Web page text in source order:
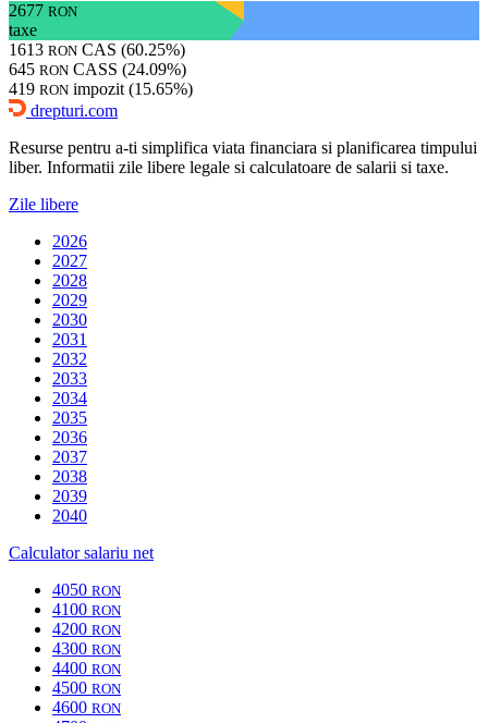
2677 RON
taxe
1613 RON CAS (60.25%)
645 RON CASS (24.09%)
419 RON impozit (15.65%)
drepturi.com
Resurse pentru a-ti simplifica viata financiara si planificarea timpului
liber. Informatii zile libere legale si calculatoare de salarii si taxe.
Zile libere
2026
2027
2028
2029
2030
2031
2032
2033
2034
2035
2036
2037
2038
2039
2040
Calculator salariu net
4050 RON
4100 RON
4200 RON
4300 RON
4400 RON
4500 RON
4600 RON